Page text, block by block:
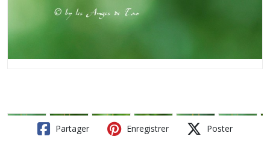
Partager Enregistrer Poster